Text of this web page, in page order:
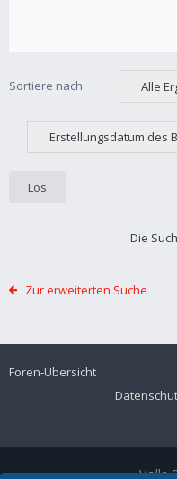
Sortiere nach
Die
Zur erweiterten Suche
Foren-Übersicht
Volla